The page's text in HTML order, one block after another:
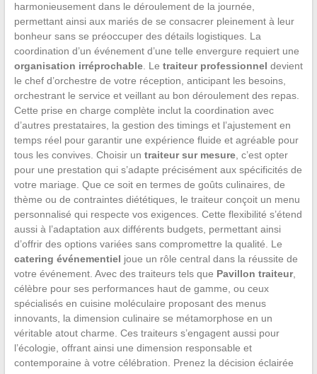
harmonieusement dans le déroulement de la journée,
permettant ainsi aux mariés de se consacrer pleinement à leur
bonheur sans se préoccuper des détails logistiques. La
coordination d’un événement d’une telle envergure requiert une
organisation irréprochable. Le traiteur professionnel devient
le chef d’orchestre de votre réception, anticipant les besoins,
orchestrant le service et veillant au bon déroulement des repas.
Cette prise en charge complète inclut la coordination avec
d’autres prestataires, la gestion des timings et l’ajustement en
temps réel pour garantir une expérience fluide et agréable pour
tous les convives. Choisir un traiteur sur mesure, c’est opter
pour une prestation qui s’adapte précisément aux spécificités de
votre mariage. Que ce soit en termes de goûts culinaires, de
thème ou de contraintes diététiques, le traiteur conçoit un menu
personnalisé qui respecte vos exigences. Cette flexibilité s’étend
aussi à l’adaptation aux différents budgets, permettant ainsi
d’offrir des options variées sans compromettre la qualité. Le
catering événementiel joue un rôle central dans la réussite de
votre événement. Avec des traiteurs tels que Pavillon traiteur,
célèbre pour ses performances haut de gamme, ou ceux
spécialisés en cuisine moléculaire proposant des menus
innovants, la dimension culinaire se métamorphose en un
véritable atout charme. Ces traiteurs s’engagent aussi pour
l’écologie, offrant ainsi une dimension responsable et
contemporaine à votre célébration. Prenez la décision éclairée